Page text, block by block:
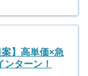
案】高単価×急
ターン！